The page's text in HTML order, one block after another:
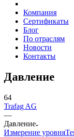
Компания
Сертификаты
Блог
По отраслям
Новости
Контакты
Давление
64
Trafag AG
—
Давление
Измерение уровня